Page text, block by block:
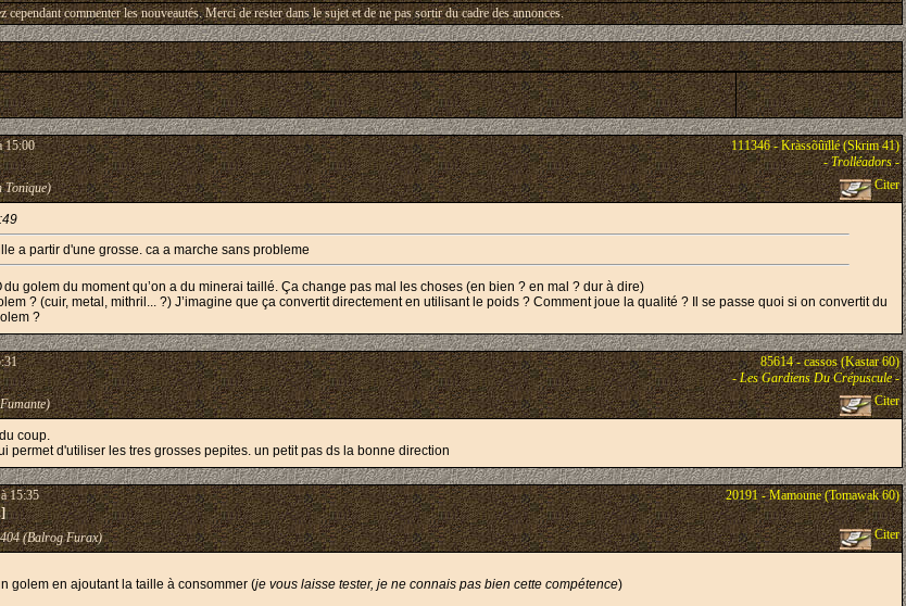
commenter les nouveautés. Merci de rester dans le sujet et de ne pas sortir du cadre des annonces.
15:00
111346 - Kràssõûïllé (Skrim 41)
-Trolléadors-
Tonique) Citer
a partir d'une grosse. ca a marche sans probleme
golem du moment qu’on a du minerai taillé. Ça change pas mal les choses (en bien ? en mal ? dur à dire)
? (cuir, metal, mithril... ?) J’imagine que ça convertit directement en utilisant le poids ? Comment joue la qualité ? Il se passe quoi si on convertit du
?
85614 - cassos (Kastar 60)
-Les Gardiens Du Crépuscule-
Citer
coup.
permet d'utiliser les tres grosses pepites. un petit pas ds la bonne direction
15:35 20191 - Mamoune (Tomawak 60)
(Balrog Furax) Citer
golem en ajoutant la taille à consommer (je vous laisse tester, je ne connais pas bien cette compétence)